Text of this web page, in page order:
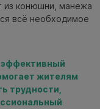
из конюшни, манежа
всё необходимое
жителям
трудности,